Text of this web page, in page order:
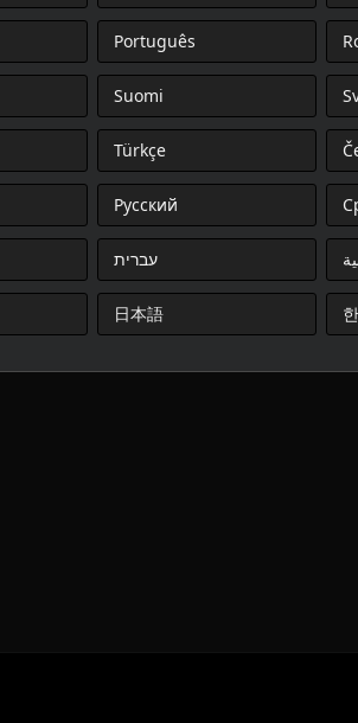
Português
Suomi
Türkçe
Русский
עברית
日本語